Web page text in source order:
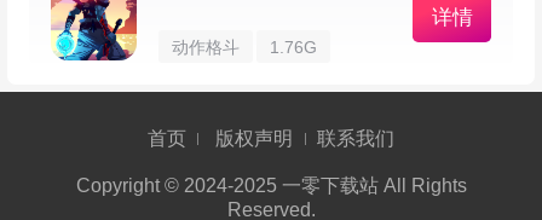
动作格斗 1.76G
详情
首页 版权声明 联系我们
Copyright © 2024-2025 一零下载站 All Rights
Reserved.